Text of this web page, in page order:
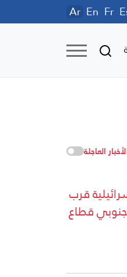
Ar En Fr
العاجلة
قرب
قطاع